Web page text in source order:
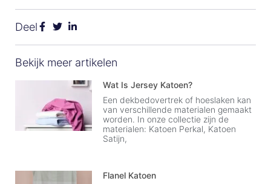
Deel
Bekijk meer artikelen
Wat Is Jersey Katoen?
Een dekbedovertrek of hoeslaken kan
van verschillende materialen gemaakt
worden. In onze collectie zijn de
materialen: Katoen Perkal, Katoen
Satijn,
Flanel Katoen